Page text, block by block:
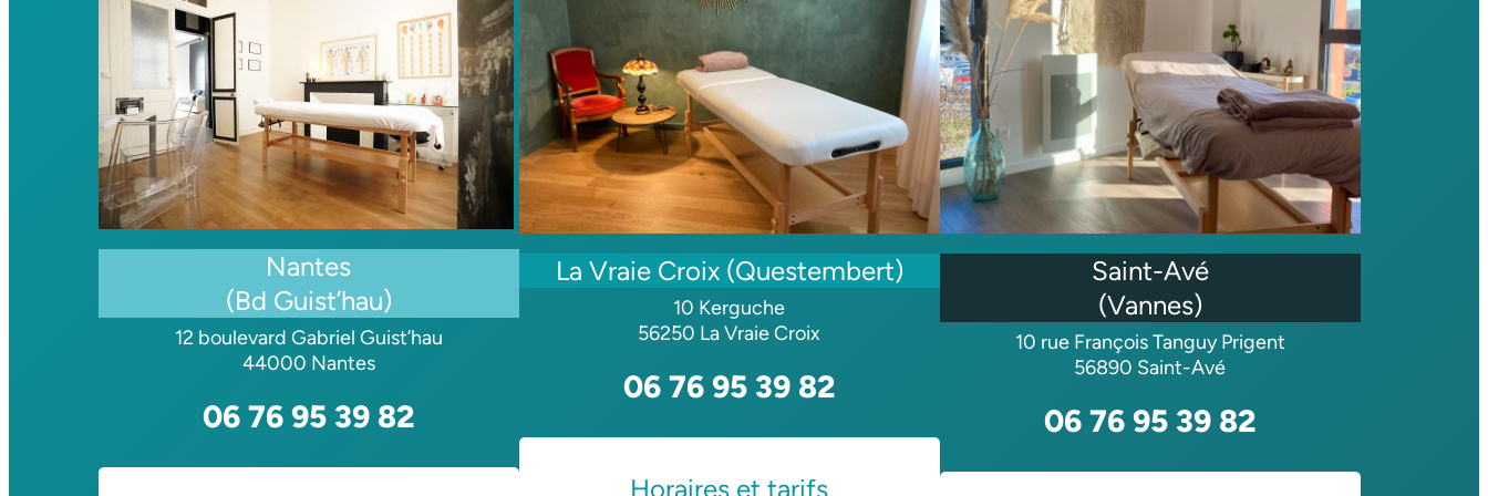
Nantes
(Bd Guist’hau)
12 boulevard Gabriel Guist’hau
44000 Nantes
06 76 95 39 82
La Vraie Croix (Questembert)
10 Kerguche
56250 La Vraie Croix
06 76 95 39 82
Horaires et tarifs
Saint-Avé
(Vannes)
10 rue François Tanguy Prigent
56890 Saint-Avé
06 76 95 39 82